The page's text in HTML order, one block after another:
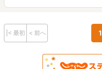
|< 最初 < 前へ 1